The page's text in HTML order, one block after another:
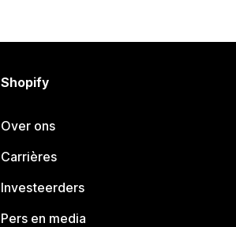
Shopify
Over ons
Carrières
Investeerders
Pers en media